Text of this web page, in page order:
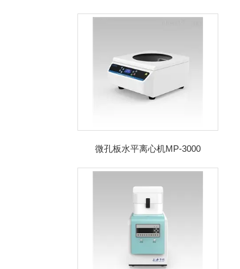
微孔板水平离心机MP-3000